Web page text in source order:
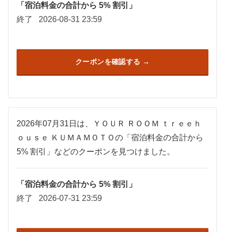
「宿泊料金の合計から 5% 割引」
終了
2026-08-31 23:59
クーポンを確認する
2026年07月31日は、ＹＯＵＲ ＲＯＯＭ ｔｒｅｅｈ
ｏｕｓｅ ＫＵＭＡＭＯＴＯの「宿泊料金の合計から
5% 割引」などのクーポンを見つけました。
「宿泊料金の合計から 5% 割引」
終了
2026-07-31 23:59